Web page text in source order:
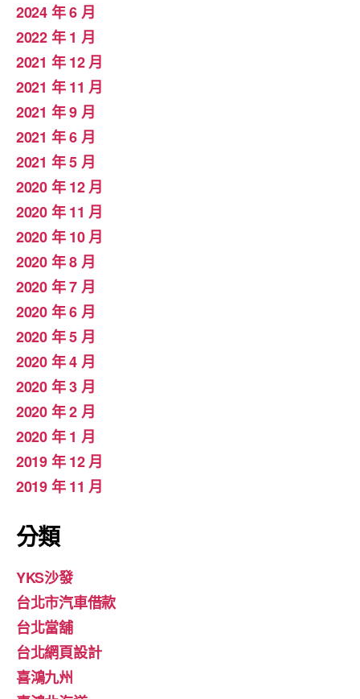
2024 年 6 月
2022 年 1 月
2021 年 12 月
2021 年 11 月
2021 年 9 月
2021 年 6 月
2021 年 5 月
2020 年 12 月
2020 年 11 月
2020 年 10 月
2020 年 8 月
2020 年 7 月
2020 年 6 月
2020 年 5 月
2020 年 4 月
2020 年 3 月
2020 年 2 月
2020 年 1 月
2019 年 12 月
2019 年 11 月
分類
YKS沙發
台北市汽車借款
台北當舖
台北網頁設計
喜鴻九州